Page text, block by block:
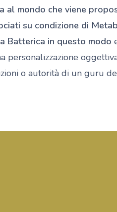
al mondo che viene
su condizione di
Batterica in questo modo
personalizzazione
o autorità di un guru